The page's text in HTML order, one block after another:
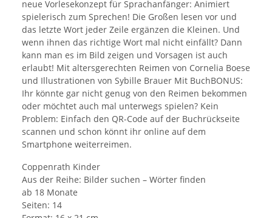
neue Vorlesekonzept für Sprachanfänger: Animiert
spielerisch zum Sprechen! Die Großen lesen vor und
das letzte Wort jeder Zeile ergänzen die Kleinen. Und
wenn ihnen das richtige Wort mal nicht einfällt? Dann
kann man es im Bild zeigen und Vorsagen ist auch
erlaubt! Mit altersgerechten Reimen von Cornelia Boese
und Illustrationen von Sybille Brauer Mit BuchBONUS:
Ihr könnte gar nicht genug von den Reimen bekommen
oder möchtet auch mal unterwegs spielen? Kein
Problem: Einfach den QR-Code auf der Buchrückseite
scannen und schon könnt ihr online auf dem
Smartphone weiterreimen.
Coppenrath Kinder
Aus der Reihe: Bilder suchen – Wörter finden
ab 18 Monate
Seiten: 14